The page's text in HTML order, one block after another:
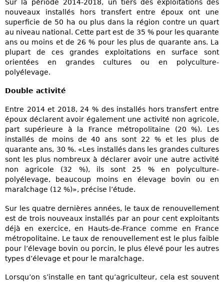
Sur la période 2014-2018, un tiers des exploitations des
nouveaux installés hors transfert entre époux ont une
superficie de 50 ha ou plus dans la région contre un quart
au niveau national. Cette part est de 35 % pour les quarante
ans ou moins et de 26 % pour les plus de quarante ans. La
plupart de ces grandes exploitations en surface sont
orientées en grandes cultures ou en polyculture-
polyélevage.
Double activité
Entre 2014 et 2018, 24 % des installés hors transfert entre
époux déclarent avoir également une activité non agricole,
part supérieure à la France métropolitaine (20 %). Les
installés de moins de 40 ans sont 22 % et les plus de
quarante ans, 30 %. «Les installés dans les grandes cultures
sont les plus nombreux à déclarer avoir une autre activité
non agricole (32 %), ils sont 25 % en polyculture-
polyélevage, beaucoup moins en élevage bovin ou en
maraîchage (12 %)», précise l’étude.
Sur les quatre dernières années, le taux de renouvellement
est de trois nouveaux installés par an pour cent exploitants
déjà en exercice, en Hauts-de-France comme en France
métropolitaine. Le taux de renouvellement est le plus faible
pour l’élevage bovin ou porcin, le plus élevé pour les autres
types d’élevage et pour le maraîchage.
Lorsqu’on s’installe en tant qu’agriculteur, cela est souvent